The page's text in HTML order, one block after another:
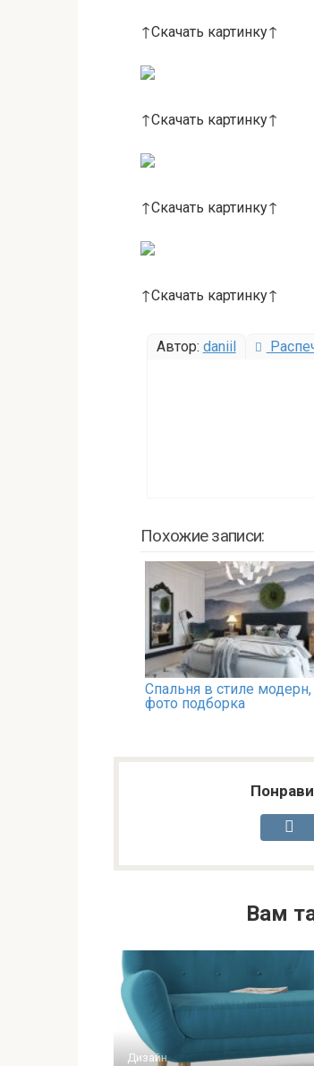
↑Скачать картинку↑
↑Скачать картинку↑
↑Скачать картинку↑
↑Скачать картинку↑
Автор: daniil
Похожие записи:
Спальня в стиле модерн,
фото подборка
Вам
Дизайн